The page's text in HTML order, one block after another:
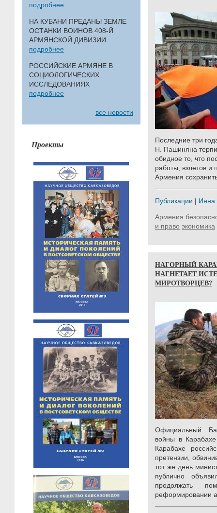
подробнее
НА КУБАНИ ПРЕДАНЫ ЗЕМЛЕ
ОСТАНКИ ВОИНОВ 408-Й
АРМЯНСКОЙ ДИВИЗИИ
подробнее
РОССИЙСКИЕ АРМЯНЕ В
СОЦИОЛОГИЧЕСКИХ
ИССЛЕДОВАНИЯХ
подробнее
все новости
Проекты
Последние три
Н. Пашиняна
обидное то, что
работы, взлетов и
Армения
Публикации |
Армения
и право экономика
НАГОРНЫЙ
НАГНЕТАЕТ
МИРОТВОРЦЕВ?
Официальный
войны в
Карабахе
претензии,
тот же день
публично
продолжать
реформировании